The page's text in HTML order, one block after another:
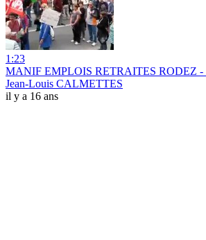
1:23
MANIF EMPLOIS RETRAITES RODEZ -
Jean-Louis CALMETTES
il y a 16 ans